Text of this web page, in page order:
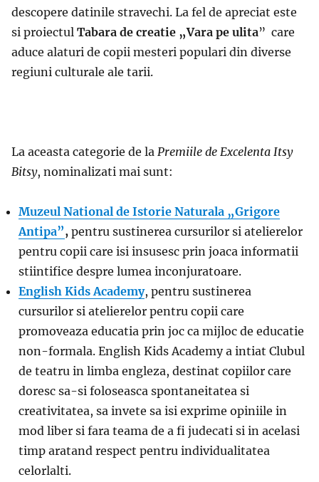
descopere datinile stravechi. La fel de apreciat este
si proiectul Tabara de creatie „Vara pe ulita” care
aduce alaturi de copii mesteri populari din diverse
regiuni culturale ale tarii.
La aceasta categorie de la Premiile de Excelenta Itsy
Bitsy, nominalizati mai sunt:
Muzeul National de Istorie Naturala „Grigore
Antipa”, pentru sustinerea cursurilor si atelierelor
pentru copii care isi insusesc prin joaca informatii
stiintifice despre lumea inconjuratoare.
English Kids Academy, pentru sustinerea
cursurilor si atelierelor pentru copii care
promoveaza educatia prin joc ca mijloc de educatie
non-formala. English Kids Academy a intiat Clubul
de teatru in limba engleza, destinat copiilor care
doresc sa-si foloseasca spontaneitatea si
creativitatea, sa invete sa isi exprime opiniile in
mod liber si fara teama de a fi judecati si in acelasi
timp aratand respect pentru individualitatea
celorlalti.